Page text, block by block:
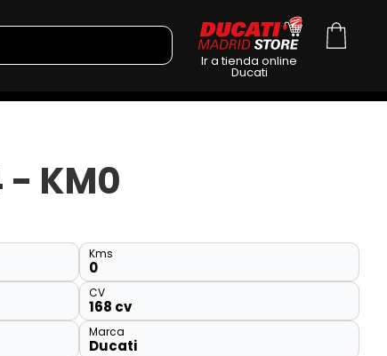
Ir a tienda online
Ducati
- KM0
Kms
0
CV
168 cv
Marca
Ducati